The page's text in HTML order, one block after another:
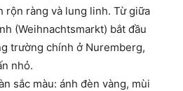
rộn ràng và lung linh. Từ giữa
(Weihnachtsmarkt) bắt đầu
trường chính ở Nuremberg,
nhỏ.
sắc màu: ánh đèn vàng, mùi